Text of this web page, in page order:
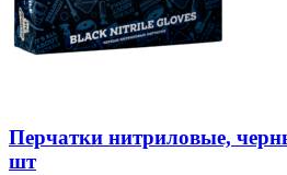
Перчатки нитриловые,
шт